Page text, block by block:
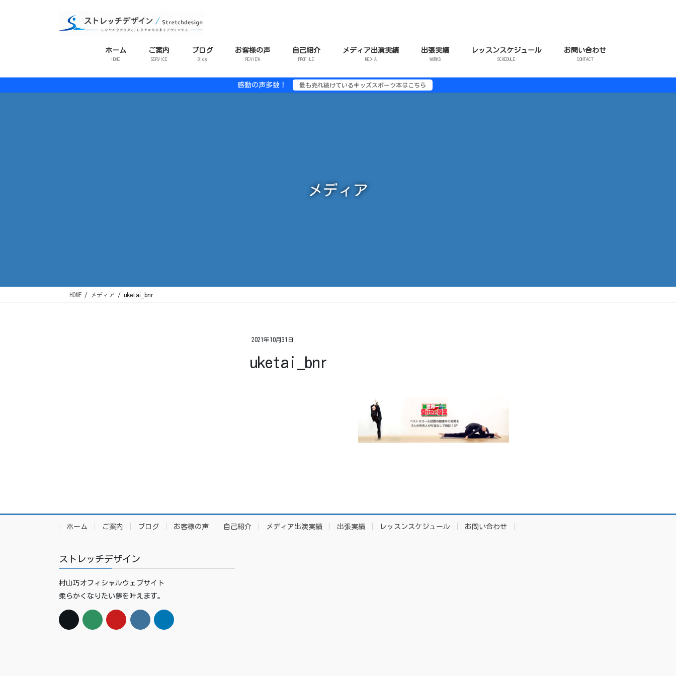
移
ン
ホーム
HOME
ご案内
SERVICE
ブログ
Blog
お客様の声
REVIEW
自己紹介
PROFILE
メディア出演実績
MEDIA
出張実績
WORKS
レッスンスケジュール
SCHEDULE
お問い合わせ
CONTACT
感動の声多数！ 最も売れ続けているキッズスポーツ本はこちら
メディア
HOME メディア uketai_bnr
2021年10月31日
uketai_bnr
ホーム ご案内 ブログ お客様の声 自己紹介 メディア出演実績 出張実績 レッスンスケジュール お問い合わせ
ストレッチデザイン
村山巧オフィシャルウェブサイト
柔らかくなりたい夢を叶えます。